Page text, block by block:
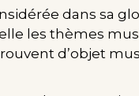
dans sa
les thèmes
d’objet